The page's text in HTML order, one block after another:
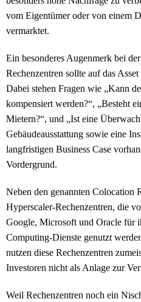
vom Eigentümer oder von einem
vermarktet.
Ein besonderes Augenmerk bei
Rechenzentren sollte auf das
Dabei stehen Fragen wie „Kann
kompensiert werden?“, „Besteht
Mietern?“, und „Ist eine
Gebäudeausstattung sowie eine
langfristigen Business Case
Vordergrund.
Neben den genannten Colocation
Hyperscaler-Rechenzentren, die
Google, Microsoft und Oracle für
Computing-Dienste genutzt
nutzen diese Rechenzentren
Investoren nicht als Anlage zur
Weil Rechenzentren noch ein